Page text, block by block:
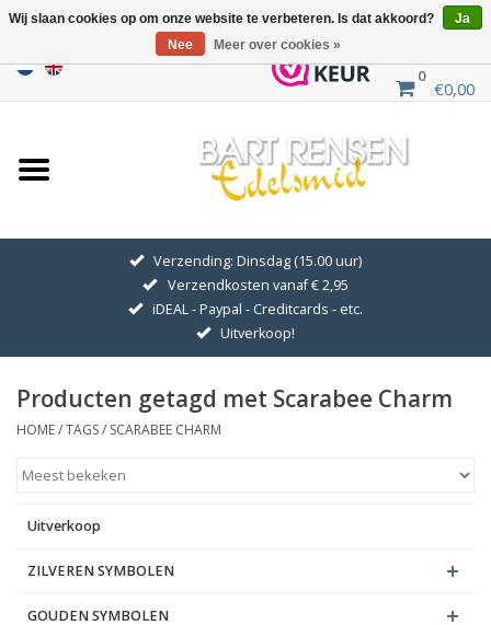
0
€0,00
Home
Uitverkoop
GOUDEN SYMBOLEN
Hanger Kettingen
Oorhangers
Medaillons
Blog
Verzending: Dinsdag (15.00 uur)
Verzendkosten vanaf € 2,95
iDEAL - Paypal - Creditcards - etc.
Uitverkoop!
Producten getagd met Scarabee Charm
HOME/TAGS/ SCARABEE CHARM
Uitverkoop
ZILVEREN SYMBOLEN
GOUDEN SYMBOLEN
Wij slaan cookies op om onze website te verbeteren. Is dat akkoord?
Ja
Nee
Meer over cookies »